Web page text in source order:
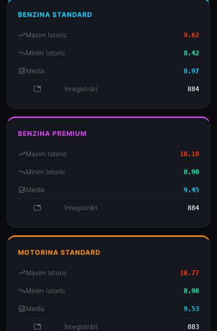
BENZINA STANDARD
trending_upMaxim Istoric 9.62
trending_downMinim Istoric 8.42
analyticsMedia 8.97
database înregistrări 884
BENZINA PREMIUM
trending_upMaxim Istoric 10.10
trending_downMinim Istoric 8.90
analyticsMedia 9.45
database înregistrări 884
MOTORINA STANDARD
trending_upMaxim Istoric 10.77
trending_downMinim Istoric 8.98
analyticsMedia 9.53
database înregistrări 883